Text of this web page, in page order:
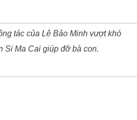
tác của Lê Bảo Minh vượt khó
Si Ma Cai giúp đỡ bà con.